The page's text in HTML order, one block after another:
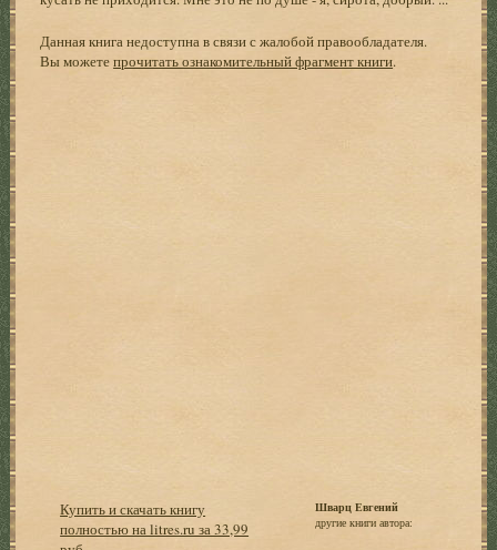
Данная книга недоступна в связи с жалобой правообладателя.
Вы можетепрочитать ознакомительный фрагмент книги.
Купить и скачать книгу
полностью на litres.ru за 33,99
Шварц Евгений
другие книги автора: